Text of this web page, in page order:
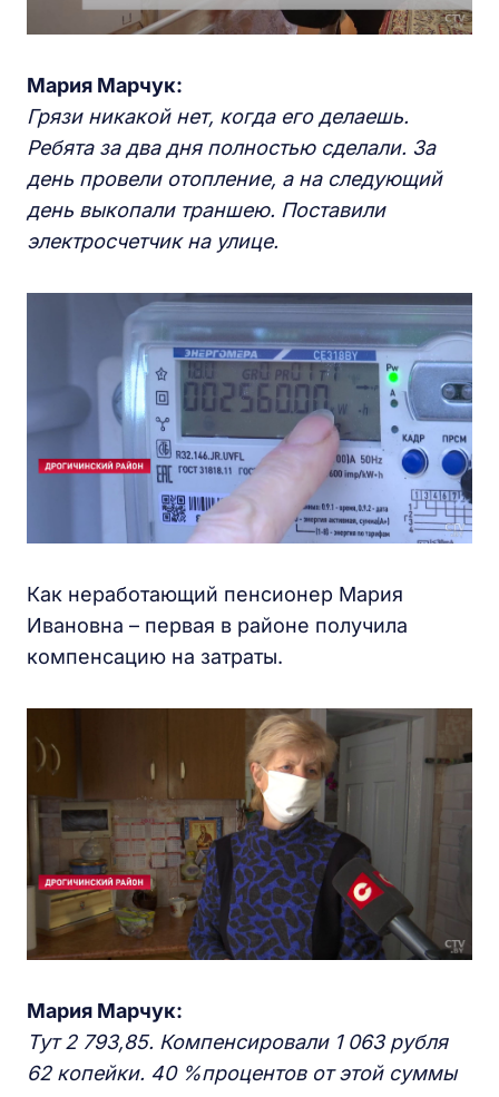
Мария Марчук:
Грязи никакой нет, когда его делаешь.
Ребята задвадня полностью сделали. За
день провели отопление, а на следующий
день выкопали траншею. Поставили
электросчетчикна улице.
Как неработающий пенсионер Мария
Ивановна – первая в районе получила
компенсацию на затраты.
Мария Марчук:
Тут 2 793,85. Компенсировали 1 063 рубля
62 копейки. 40 %процентов от этой суммы